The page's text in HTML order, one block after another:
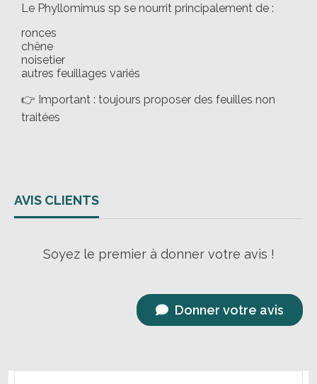
Le Phyllomimus sp se nourrit principalement de :
ronces
chêne
noisetier
autres feuillages variés
👉 Important : toujours proposer des feuilles non
traitées
AVIS CLIENTS
Soyez le premier à donner votre avis !
Donner votre avis